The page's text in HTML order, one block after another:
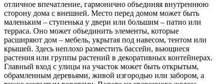
отличное впечатление, гармонично объединяя внутреннюю
сторону дома с внешней. Место перед домом может быть
маленьким – ступенька у двери или большим – патио или
терраса. Оно может объединить элементы, которые
расширяют дом – мебель, укрытая под навесом, тентом или
крышей. Здесь неплохо разместить бассейн, вьющиеся
растения или группы растений в декоративных контейнерах.
Главный вход с улицы на участок может быть открытым,
обрамленным деревьями, живой изгородью или забором, а